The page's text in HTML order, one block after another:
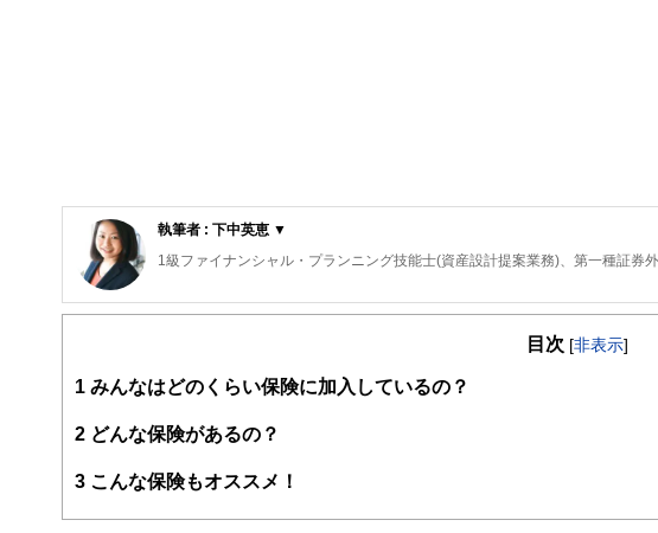
執筆者 : 下中英恵 ▼
1級ファイナンシャル・プランニング技能士(資産設計提案業務)、第一種証券
東京都出身。2008年慶應義塾大学商学部卒業後、三菱UFJメリルリンチPB証
富裕層向け資産運用業務に従事した後、米国ボストンにおいて、ファイナン
http://fp.shitanaka.com/”
目次 [非表示]
1 みんなはどのくらい保険に加入しているの？
2 どんな保険があるの？
3 こんな保険もオススメ！